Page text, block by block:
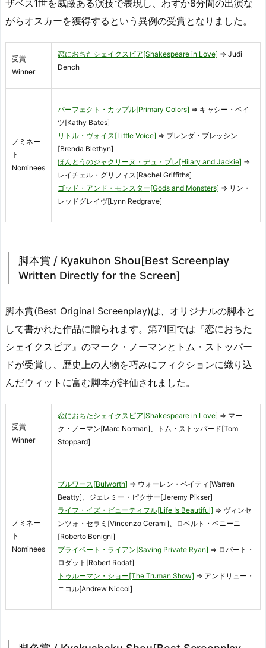
ザベス1世を威厳ある演技で表現し、わずか8分間の出演な
がらオスカーを獲得するという異例の受賞となりました。
受賞
Winner
恋におちたシェイクスピア[Shakespeare in Love] ⇒ Judi
Dench
ノミネー
ト
Nominees
パーフェクト・カップル[Primary Colors] ⇒ キャシー・ベイ
ツ[Kathy Bates]
リトル・ヴォイス[Little Voice] ⇒ ブレンダ・ブレッシン
[Brenda Blethyn]
ほんとうのジャクリーヌ・デュ・プレ[Hilary and Jackie] ⇒
レイチェル・グリフィス[Rachel Griffiths]
ゴッド・アンド・モンスター[Gods and Monsters] ⇒ リン・
レッドグレイヴ[Lynn Redgrave]
脚本賞 / Kyakuhon Shou[Best Screenplay
Written Directly for the Screen]
脚本賞(Best Original Screenplay)は、オリジナルの脚本と
して書かれた作品に贈られます。第71回では『恋におちた
シェイクスピア』のマーク・ノーマンとトム・ストッパー
ドが受賞し、歴史上の人物を巧みにフィクションに織り込
んだウィットに富む脚本が評価されました。
受賞
Winner
恋におちたシェイクスピア[Shakespeare in Love] ⇒ マー
ク・ノーマン[Marc Norman]、トム・ストッパード[Tom
Stoppard]
ノミネー
ト
Nominees
ブルワース[Bulworth] ⇒ ウォーレン・ベイティ[Warren
Beatty]、ジェレミー・ピクサー[Jeremy Pikser]
ライフ・イズ・ビューティフル[Life Is Beautiful] ⇒ ヴィンセ
ンツォ・セラミ[Vincenzo Cerami]、ロベルト・ベニーニ
[Roberto Benigni]
プライベート・ライアン[Saving Private Ryan] ⇒ ロバート・
ロダット[Robert Rodat]
トゥルーマン・ショー[The Truman Show] ⇒ アンドリュー・
ニコル[Andrew Niccol]